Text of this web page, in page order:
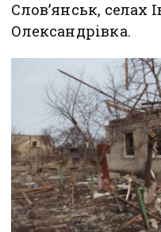
Слов’янськ, селах
Олександрівка.